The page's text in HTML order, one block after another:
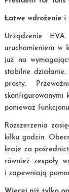
Łatwe wdrożenie i
Urządzenie EVA
uruchomieniem w
już na
stabilne
prosty.
skonfigurowanymi
ponieważ
Rozszerzenia
kilku godzin.
kraje za
również zespoły
i zapewniają